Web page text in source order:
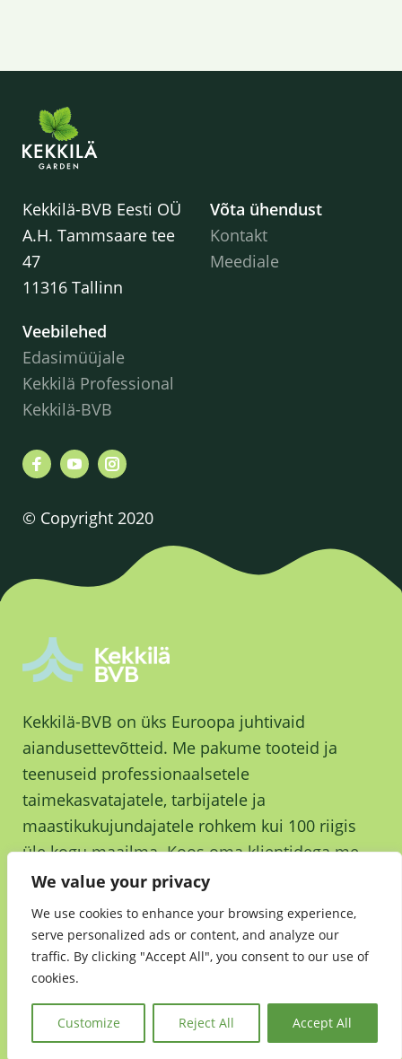
We value your privacy
We use cookies to enhance your browsing experience,
serve personalized ads or content, and analyze our
traffic. By clicking "Accept All", you consent to our use of
cookies.
Customize Reject All Accept All
Kekkilä-BVB Eesti OÜ
A.H. Tammsaare tee
47
11316 Tallinn
Võta ühendust
Kontakt
Meediale
Veebilehed
Edasimüüjale
Kekkilä Professional
Kekkilä-BVB
© Copyright 2020
Kekkilä-BVB on üks Euroopa juhtivaid
aiandusettevõtteid. Me pakume tooteid ja
teenuseid professionaalsetele
taimekasvatajatele, tarbijatele ja
maastikukujundajatele rohkem kui 100 riigis
üle kogu maailma. Koos oma klientidega me
kasvame ja kasvatame parema tuleviku nimel.
Jätkusuutlikkus
Kekkilä-BVB Retail